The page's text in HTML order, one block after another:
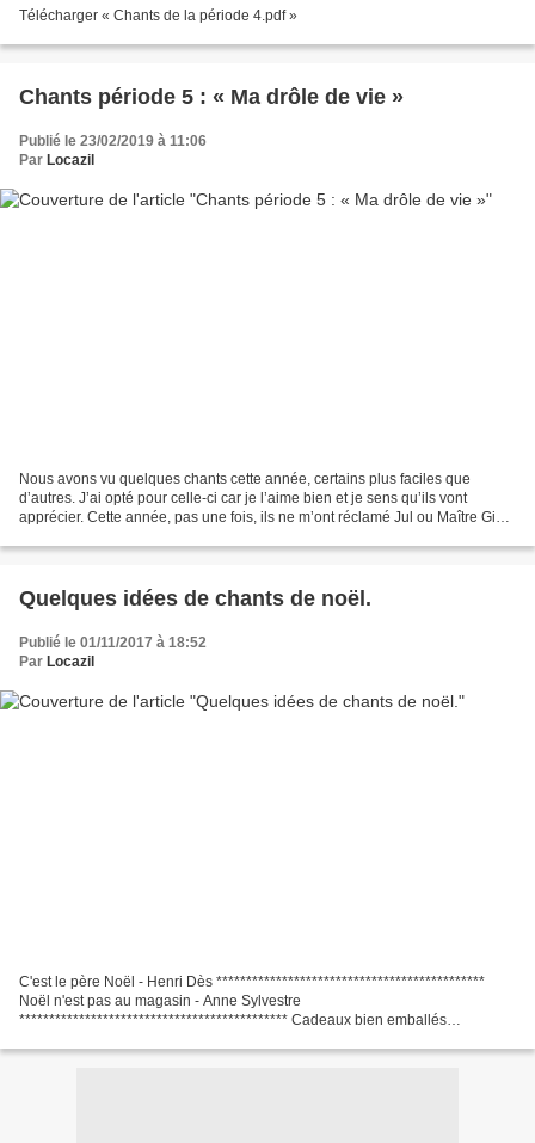
Télécharger « Chants de la période 4.pdf »
Chants période 5 : « Ma drôle de vie »
Publié le 23/02/2019 à 11:06
Par Locazil
Nous avons vu quelques chants cette année, certains plus faciles que
d’autres. J’ai opté pour celle-ci car je l’aime bien et je sens qu’ils vont
apprécier. Cette année, pas une fois, ils ne m’ont réclamé Jul ou Maître Gims
Quelques idées de chants de noël.
Publié le 01/11/2017 à 18:52
Par Locazil
C'est le père Noël - Henri Dès *********************************************
Noël n'est pas au magasin - Anne Sylvestre
********************************************* Cadeaux bien emballés
*********************************************...